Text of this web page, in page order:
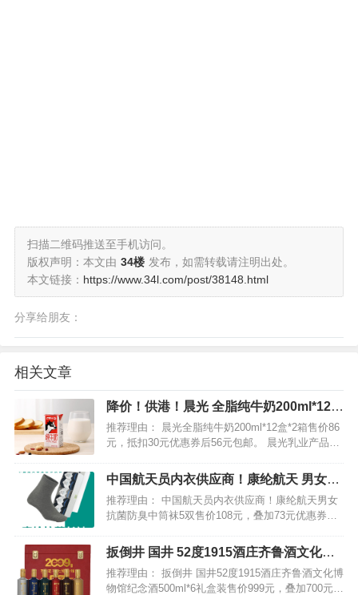
扫描二维码推送至手机访问。
版权声明：本文由 34楼 发布，如需转载请注明出处。
本文链接： https://www.34l.com/post/38148.html
分享给朋友：
相关文章
降价！供港！晨光 全脂纯牛奶200ml*12盒
*2箱
推荐理由： 晨光全脂纯牛奶200ml*12盒*2箱售价86
元，抵扣30元优惠券后56元包邮。 晨光乳业产品已
70%，并远销越南、马来西亚等东南亚国家。选用
优质生牛乳制作，每100ml含蛋白质 3…
中国航天员内衣供应商！康纶航天 男女抗
菌防臭中筒袜5双
推荐理由： 中国航天员内衣供应商！康纶航天男女
抗菌防臭中筒袜5双售价108元，叠加73元优惠券后
级，亲肤柔软，舒适透气，吸汗防臭，立体裁剪，
防滑耐磨，弹力袜口，松紧合适，呵护您的双脚，
从一…
扳倒井 国井 52度1915酒庄齐鲁酒文化博
物馆纪念酒500ml*6瓶礼盒装
推荐理由： 扳倒井 国井52度1915酒庄齐鲁酒文化博
物馆纪念酒500ml*6礼盒装售价999元，叠加700元优